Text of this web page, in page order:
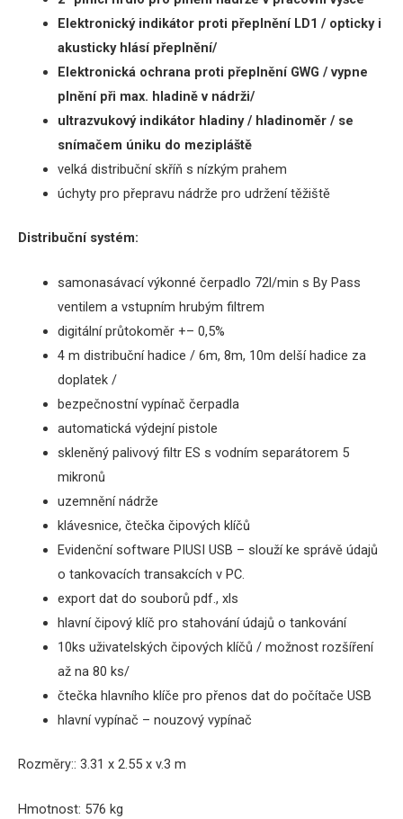
Elektronický indikátor proti přeplnění LD1 / opticky i
akusticky hlásí přeplnění/
Elektronická ochrana proti přeplnění GWG / vypne
plnění při max. hladině v nádrži/
ultrazvukový indikátor hladiny / hladinoměr / se
snímačem úniku do mezipláště
velká distribuční skříň s nízkým prahem
úchyty pro přepravu nádrže pro udržení těžiště
Distribuční systém:
samonasávací výkonné čerpadlo 72l/min s By Pass
ventilem a vstupním hrubým filtrem
digitální průtokoměr +– 0,5%
4 m distribuční hadice / 6m, 8m, 10m delší hadice za
doplatek /
bezpečnostní vypínač čerpadla
automatická výdejní pistole
skleněný palivový filtr ES s vodním separátorem 5
mikronů
uzemnění nádrže
klávesnice, čtečka čipových klíčů
Evidenční software PIUSI USB – slouží ke správě údajů
o tankovacích transakcích v PC.
export dat do souborů pdf., xls
hlavní čipový klíč pro stahování údajů o tankování
10ks uživatelských čipových klíčů / možnost rozšíření
až na 80 ks/
čtečka hlavního klíče pro přenos dat do počítače USB
hlavní vypínač – nouzový vypínač
Rozměry:: 3.31 x 2.55 x v.3 m
Hmotnost: 576 kg